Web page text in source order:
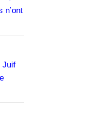
n’ont
Juif